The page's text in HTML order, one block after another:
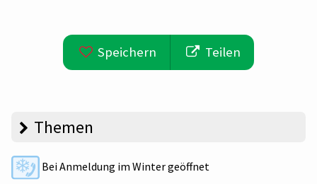
Speichern Teilen
Themen
Bei Anmeldung im Winter geöffnet